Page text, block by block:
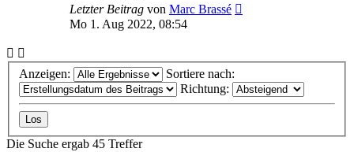
Letzter Beitrag von Marc Brassé
Mo 1. Aug 2022, 08:54
Anzeigen:
Sortiere nach:
Richtung:
Die Suche ergab 45 Treffer